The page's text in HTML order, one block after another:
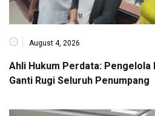
August 4, 2026
Ahli Hukum Perdata: Pengelola
Ganti Rugi Seluruh Penumpang